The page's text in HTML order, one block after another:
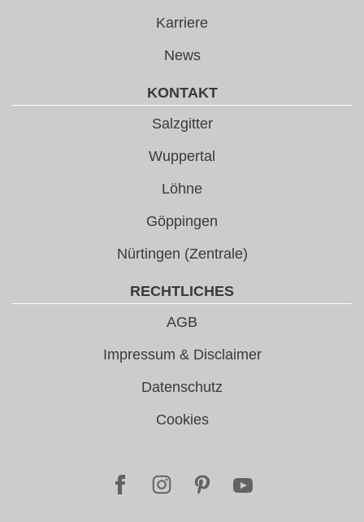
Karriere
News
KONTAKT
Salzgitter
Wuppertal
Löhne
Göppingen
Nürtingen (Zentrale)
RECHTLICHES
AGB
Impressum & Disclaimer
Datenschutz
Cookies